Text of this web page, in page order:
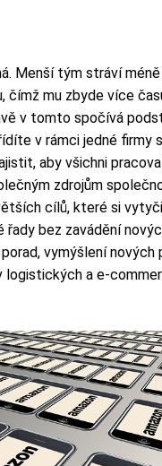
Menší tým stráví
čímž mu zbyde více
v tomto spočívá
v rámci jedné firmy
aby všichni
zdrojům
cílů, které si
bez zavádění
vymýšlení nových
logistických a e-